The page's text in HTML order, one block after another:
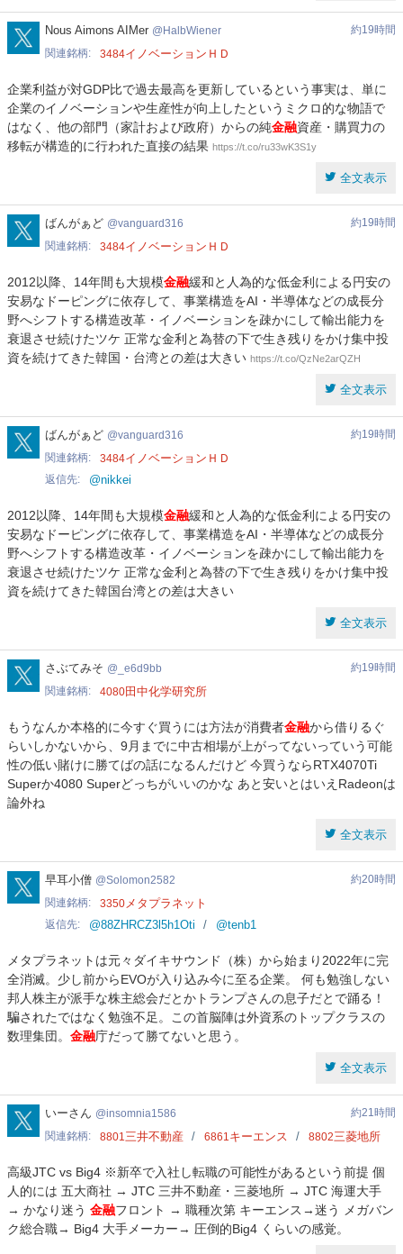
HalbWiener
Nous Aimons AIMer HalbWiener
約19時間
関連銘柄
3484イノベーションＨＤ
企業利益が対GDP比で過去最高を更新しているという事実は、単に
企業のイノベーションや生産性が向上したというミクロ的な物語で
はなく、他の部門（家計および政府）からの純金融資産・購買力の
移転が構造的に行われた直接の結果 https://t.co/ru33wK3S1y
全文表示
vanguard316
ばんがぁど vanguard316
約19時間
関連銘柄
3484イノベーションＨＤ
2012以降、14年間も大規模金融緩和と人為的な低金利による円安の
安易なドーピングに依存して、事業構造をAI・半導体などの成長分
野へシフトする構造改革・イノベーションを疎かにして輸出能力を
衰退させ続けたツケ 正常な金利と為替の下で生き残りをかけ集中投
資を続けてきた韓国・台湾との差は大きい https://t.co/QzNe2arQZH
全文表示
vanguard316
ばんがぁど vanguard316
約19時間
関連銘柄
3484イノベーションＨＤ
返信先 @nikkei
2012以降、14年間も大規模金融緩和と人為的な低金利による円安の
安易なドーピングに依存して、事業構造をAI・半導体などの成長分
野へシフトする構造改革・イノベーションを疎かにして輸出能力を
衰退させ続けたツケ 正常な金利と為替の下で生き残りをかけ集中投
資を続けてきた韓国台湾との差は大きい
全文表示
_e6d9bb
さぶてみそ _e6d9bb
約19時間
関連銘柄
4080田中化学研究所
もうなんか本格的に今すぐ買うには方法が消費者金融から借りるぐ
らいしかないから、9月までに中古相場が上がってないっていう可能
性の低い賭けに勝てばの話になるんだけど 今買うならRTX4070Ti
Superか4080 Superどっちがいいのかな あと安いとはいえRadeonは
論外ね
全文表示
Solomon2582
早耳小僧 Solomon2582
約20時間
関連銘柄
3350メタプラネット
返信先 @88ZHRCZ3l5h1Oti @tenb1
メタプラネットは元々ダイキサウンド（株）から始まり2022年に完
全消滅。少し前からEVOが入り込み今に至る企業。 何も勉強しない
邦人株主が派手な株主総会だとかトランプさんの息子だとで踊る！
騙されたではなく勉強不足。この首脳陣は外資系のトップクラスの
数理集団。 金融庁だって勝てないと思う。
全文表示
insomnia1586
いーさん insomnia1586
約21時間
関連銘柄
8801三井不動産 6861キーエンス 8802三菱地所
高級JTC vs Big4 ※新卒で入社し転職の可能性があるという前提 個
人的には 五大商社 → JTC 三井不動産・三菱地所 → JTC 海運大手
→ かなり迷う 金融フロント → 職種次第 キーエンス→迷う メガバン
ク総合職→ Big4 大手メーカー→ 圧倒的Big4 くらいの感覚。